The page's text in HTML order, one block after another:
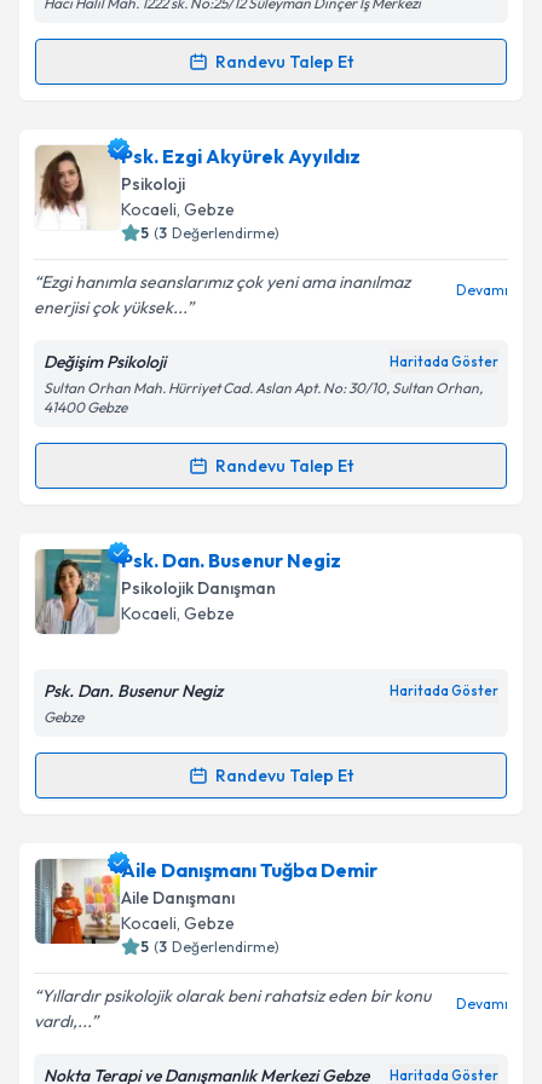
Kişisel verilerimin işlenmesine ilişkinAydınlatma
kapsamda işlenmesini kabul ediyorum.
Takvim Talebini Gönder
Randevu Talep Et
Randevu Takvimi Talebi
Uzm. Psk. Aleyna Çiçekiçin randevu takvimi talebi
oluşturun. Size bu uzmandan randevu almanız için bir
takvim hazırlandığında e-posta ile bilgilendireceğiz.
Kişisel verilerimin işlenmesine ilişkin
Aydınlatma
Metni'ni okudum ve kişisel verilerimin belirtilen
kapsamda işlenmesini kabul ediyorum.
Takvim Talebini Gönder
Psk. Ezgi Akyürek Ayyıldız
Psikoloji
Kocaeli, Gebze
5 (3 Değerlendirme)
Ezgi hanımla seanslarımız çok yeni ama inanılmaz
enerjisi çok yüksek...
Devamı
Değişim Psikoloji Haritada Göster
Sultan Orhan Mah. Hürriyet Cad. Aslan Apt. No: 30/10, Sultan Orhan,
41400 Gebze
Randevu Talep Et
Randevu Takvimi Talebi
Psk. Ezgi Akyürek Ayyıldıziçin randevu takvimi talebi
oluşturun. Size bu uzmandan randevu almanız için bir
takvim hazırlandığında e-posta ile bilgilendireceğiz.
Kişisel verilerimin işlenmesine ilişkin
Metni'ni okudum ve kişisel verilerimin belirtilen
Takvim Talebini Gönder
Psk. Dan. Busenur Negiz
Psikolojik Danışman
Kocaeli, Gebze
Psk. Dan. Busenur Negiz Haritada Göster
Gebze
Randevu Talep Et
Randevu Takvimi Talebi
Psk. Dan. Busenur Negiziçin randevu takvimi talebi
oluşturun. Size bu uzmandan randevu almanız için bir
takvim hazırlandığında e-posta ile bilgilendireceğiz.
Aile Danışmanı Tuğba Demir
Aile Danışmanı
Kocaeli, Gebze
5 (3 Değerlendirme)
Yıllardır psikolojik olarak beni rahatsiz eden bir konu
vardı,...
Devamı
Nokta Terapi ve Danışmanlık Merkezi Gebze Haritada Göster